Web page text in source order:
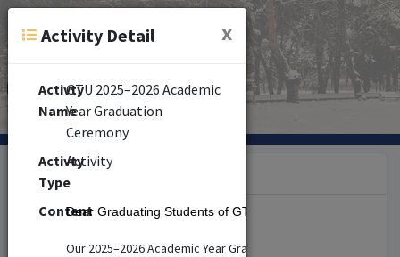
Category
Seminar (379)
Activity Detail x
Activty
Name
GTU 2025–2026 Academic
Year Graduation
Ceremony
Activty
Type
Activity
ContentDear Graduating Students of GTU and Their Esteemed
Our 2025–2026 Academic Year Graduation Ceremony will be